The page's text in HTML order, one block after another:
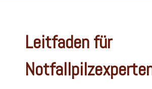
Leitfaden für